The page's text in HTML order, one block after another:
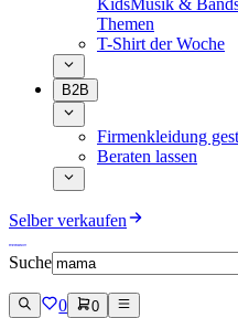
KidsMusik &
Themen
T-Shirt der Woche
B2B
Firmenkleidung
Beraten lassen
Selber verkaufen
Suche
0 0